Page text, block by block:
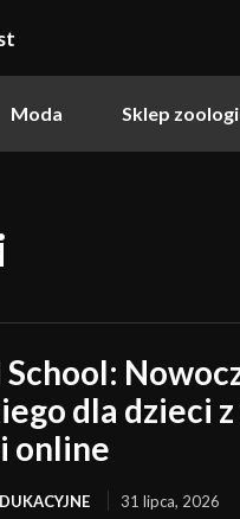
Moda Sklep
dla dzieci
online
31 lipca, 2026